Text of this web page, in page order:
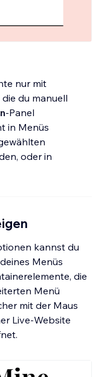
nur mit
du manuell
-Panel
in Menüs
oder in
kannst du
Menüs
die
Menü
mit der Maus
Live-Website